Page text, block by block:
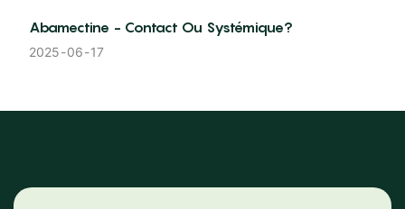
Abamectine - Contact Ou Systémique?
2025 06 17